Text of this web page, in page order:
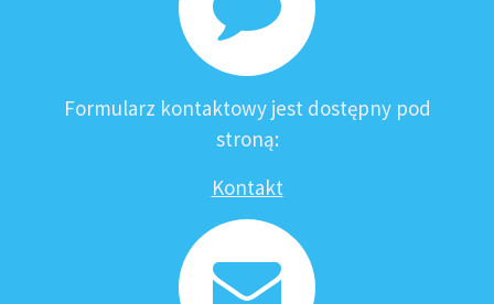
Formularz kontaktowy jest dostępny pod
stroną:
Kontakt